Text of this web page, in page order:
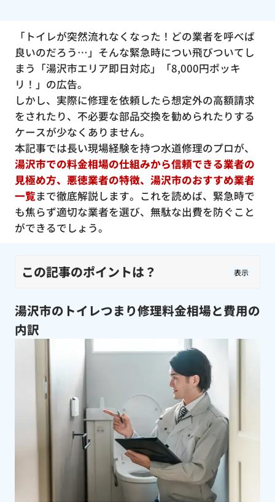
「トイレが突然流れなくなった！どの業者を呼べば
良いのだろう…」そんな緊急時につい飛びついてし
まう「湯沢市エリア即日対応」「8,000円ポッキ
リ！」の広告。
しかし、実際に修理を依頼したら想定外の高額請求
をされたり、不必要な部品交換を勧められたりする
ケースが少なくありません。
本記事では長い現場経験を持つ水道修理のプロが、
湯沢市での料金相場の仕組みから信頼できる業者の
見極め方、悪徳業者の特徴、湯沢市のおすすめ業者
一覧まで徹底解説します。これを読めば、緊急時で
も焦らず適切な業者を選び、無駄な出費を防ぐこと
ができるでしょう。
この記事のポイントは？ 表示
湯沢市のトイレつまり修理料金相場と費用の
内訳